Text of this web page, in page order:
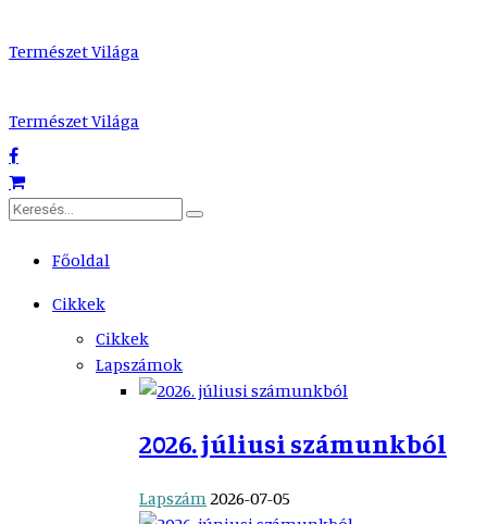
Természet Világa
Természet Világa
Főoldal
Cikkek
Cikkek
Lapszámok
2026. júliusi számunkból
Lapszám 2026-07-05